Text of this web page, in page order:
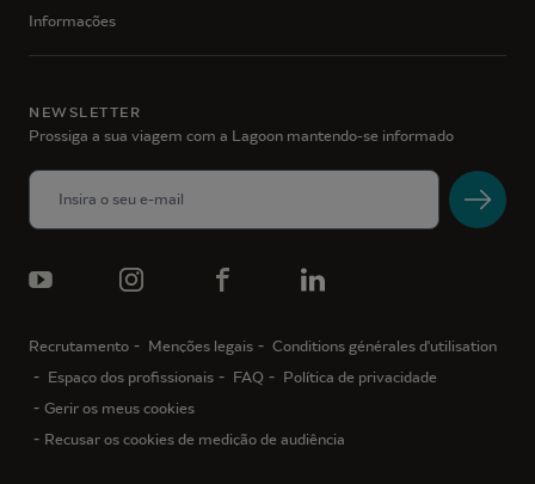
Informações
NEWSLETTER
Prossiga a sua viagem com a Lagoon mantendo-se informado
Recrutamento Menções legais
Conditions générales d'utilisation
Espaço dos profissionais
FAQ
Política de privacidade
Gerir os meus cookies
Recusar os cookies de medição de audiência